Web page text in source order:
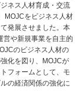
ネス人材育成・交流
MOJCをビジネス人材
発展させました。本
営や新規事業を自主的
のビジネス人材の
化を図り、MOJCが
フォームとして、モ
の経済関係の強化に